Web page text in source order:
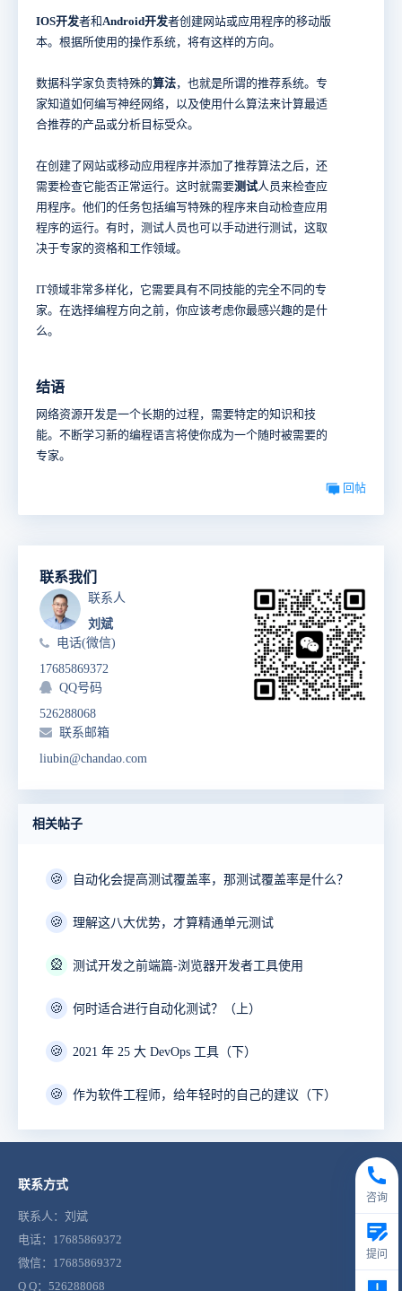
IOS开发者和Android开发者创建网站或应用程序的移动版
本。根据所使用的操作系统，将有这样的方向。
数据科学家负责特殊的算法，也就是所谓的推荐系统。专
家知道如何编写神经网络，以及使用什么算法来计算最适
合推荐的产品或分析目标受众。
在创建了网站或移动应用程序并添加了推荐算法之后，还
需要检查它能否正常运行。这时就需要测试人员来检查应
用程序。他们的任务包括编写特殊的程序来自动检查应用
程序的运行。有时，测试人员也可以手动进行测试，这取
决于专家的资格和工作领域。
IT领域非常多样化，它需要具有不同技能的完全不同的专
家。在选择编程方向之前，你应该考虑你最感兴趣的是什
么。
结语
网络资源开发是一个长期的过程，需要特定的知识和技
能。不断学习新的编程语言将使你成为一个随时被需要的
专家。
回帖
联系我们
联系人
刘斌
电话(微信)
17685869372
QQ号码
526288068
联系邮箱
liubin@chandao.com
相关帖子
🍪 自动化会提高测试覆盖率，那测试覆盖率是什么？
🍪 理解这八大优势，才算精通单元测试
🎡 测试开发之前端篇-浏览器开发者工具使用
🍪 何时适合进行自动化测试？（上）
🍪 2021 年 25 大 DevOps 工具（下）
🍪 作为软件工程师，给年轻时的自己的建议（下）
联系方式
联系人：刘斌
电话：17685869372
微信：17685869372
Q Q：526288068
咨询
提问